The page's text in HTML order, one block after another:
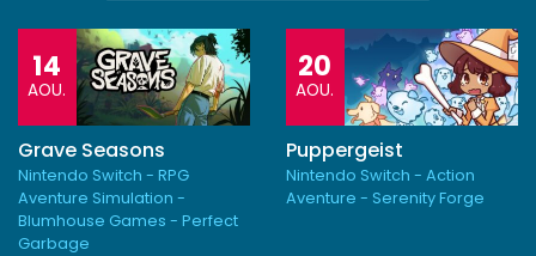
14
AOU.
Grave Seasons
Nintendo Switch - RPG
Aventure Simulation -
Blumhouse Games - Perfect
Garbage
20
AOU.
Puppergeist
Nintendo Switch - Action
Aventure - Serenity Forge